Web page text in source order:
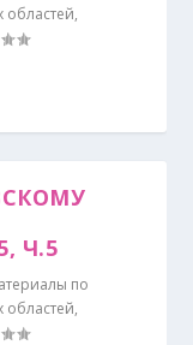
областей,
Ч.5
по
областей,